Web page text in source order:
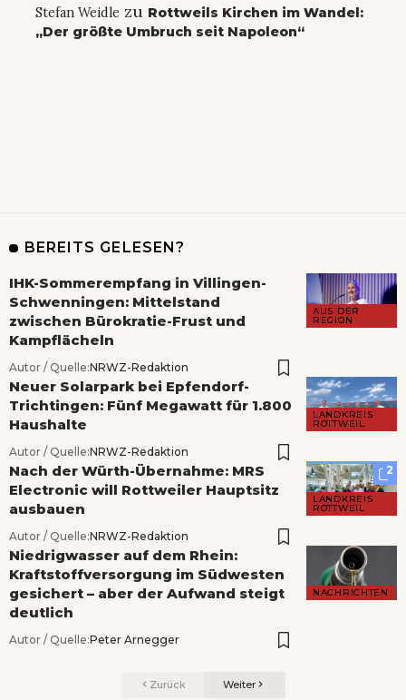
Stefan Weidle zu Rottweils Kirchen im Wandel:
„Der größte Umbruch seit Napoleon“
BEREITS GELESEN?
AUS DER
REGION
IHK-Sommerempfang in Villingen-
Schwenningen: Mittelstand
zwischen Bürokratie-Frust und
Kampflächeln
Autor / Quelle:NRWZ-Redaktion
LANDKREIS
ROTTWEIL
Neuer Solarpark bei Epfendorf-
Trichtingen: Fünf Megawatt für 1.800
Haushalte
Autor / Quelle:NRWZ-Redaktion
2
LANDKREIS
ROTTWEIL
Nach der Würth-Übernahme: MRS
Electronic will Rottweiler Hauptsitz
ausbauen
Autor / Quelle:NRWZ-Redaktion
NACHRICHTEN
Niedrigwasser auf dem Rhein:
Kraftstoffversorgung im Südwesten
gesichert – aber der Aufwand steigt
deutlich
Autor / Quelle:Peter Arnegger
Zurück Weiter